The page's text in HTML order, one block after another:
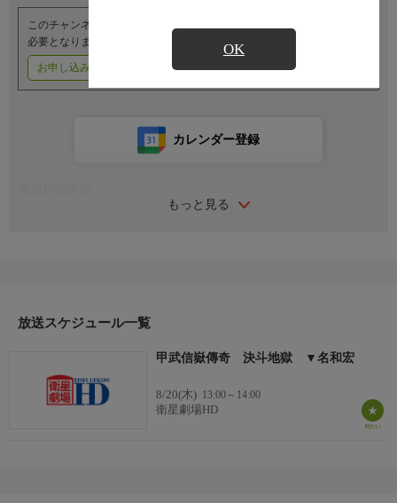
OK
このチャンネルのご視聴には、オプションチャンネル(有料)のご契約が
必要となります。
お申し込みはこちら ご利用料金はこちら
もっと見る
カレンダー登録
中川晴彦、澤村國太郎、利根はる恵
◆衛星劇場シアター◆
甲武信嶽をめざして田村吉兵衛、吉六父子の一群が急ぐ。それを
追う伊太郎、お美乃たち一行。久助、文七を殺した武田菱の正体
放送スケジュール一覧
甲武信嶽傳奇 決斗地獄 ▼名和宏
8/20(木) 13:00～14:00
衛星劇場HD